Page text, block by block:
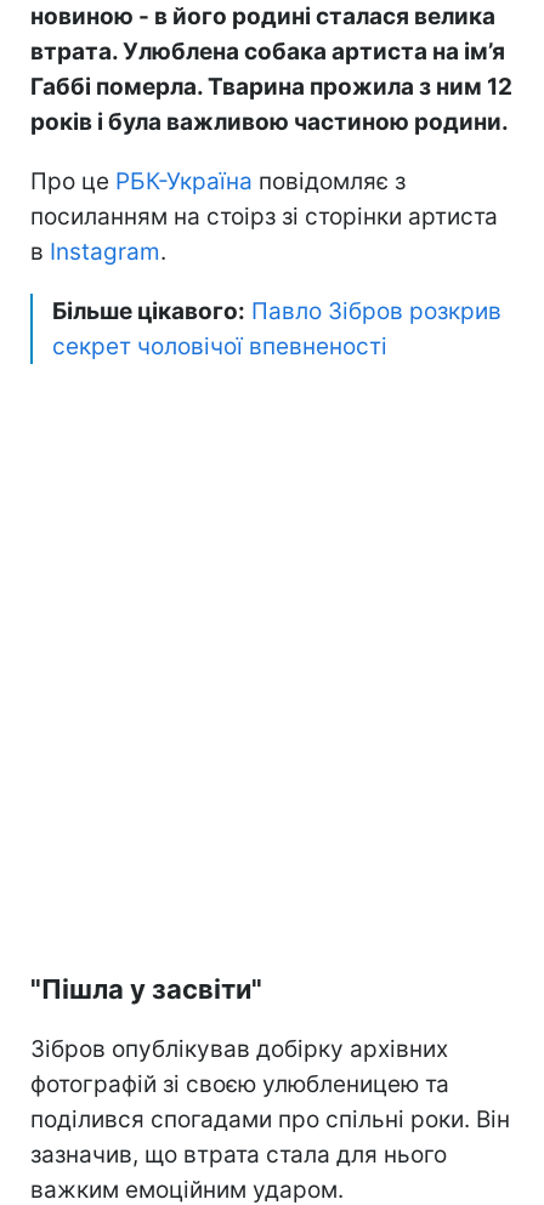
новиною - в його родині сталася велика
втрата. Улюблена собака артиста на ім’я
Габбі померла. Тварина прожила з ним 12
років і була важливою частиною родини.
Про це РБК-Україна повідомляє з
посиланням на стоірз зі сторінки артиста
в Instagram.
Більше цікавого: Павло Зібров розкрив
секрет чоловічої впевненості
"Пішла у засвіти"
Зібров опублікував добірку архівних
фотографій зі своєю улюбленицею та
поділився спогадами про спільні роки. Він
зазначив, що втрата стала для нього
важким емоційним ударом.